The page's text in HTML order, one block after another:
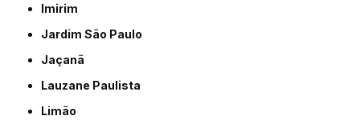
Imirim
Jardim São Paulo
Jaçanã
Lauzane Paulista
Limão